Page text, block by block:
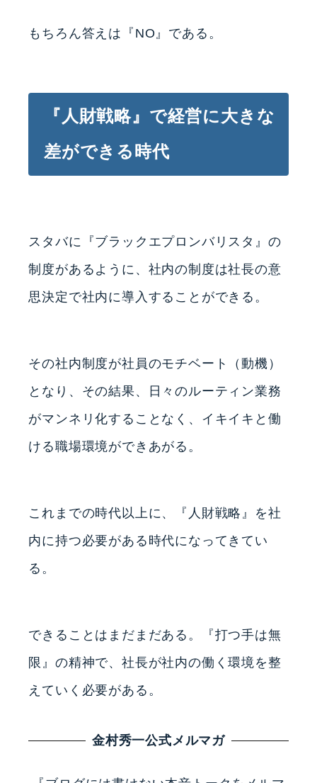
もちろん答えは『NO』である。
『人財戦略』で経営に大きな
差ができる時代
スタバに『ブラックエプロンバリスタ』の
制度があるように、社内の制度は社長の意
思決定で社内に導入することができる。
その社内制度が社員のモチベート（動機）
となり、その結果、日々のルーティン業務
がマンネリ化することなく、イキイキと働
ける職場環境ができあがる。
これまでの時代以上に、『人財戦略』を社
内に持つ必要がある時代になってきてい
る。
できることはまだまだある。『打つ手は無
限』の精神で、社長が社内の働く環境を整
えていく必要がある。
金村秀一公式メルマガ